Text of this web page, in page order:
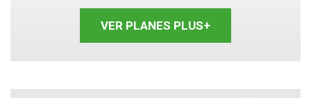
VER PLANES PLUS+